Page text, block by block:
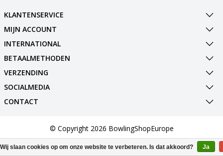
KLANTENSERVICE
MIJN ACCOUNT
INTERNATIONAL
BETAALMETHODEN
VERZENDING
SOCIALMEDIA
CONTACT
© Copyright 2026 BowlingShopEurope
Wij slaan cookies op om onze website te verbeteren. Is dat akkoord? Ja